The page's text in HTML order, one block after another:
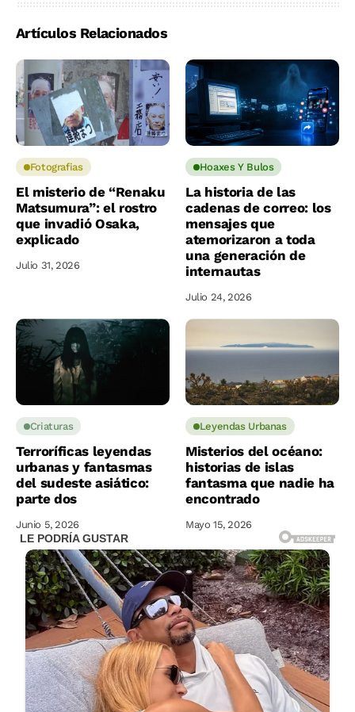
Artículos Relacionados
Fotografias
El misterio de “Renaku
Matsumura”: el rostro
que invadió Osaka,
explicado
Julio 31, 2026
Hoaxes Y Bulos
La historia de las
cadenas de correo: los
mensajes que
atemorizaron a toda
una generación de
internautas
Julio 24, 2026
Criaturas
Terroríficas leyendas
urbanas y fantasmas
del sudeste asiático:
parte dos
Junio 5, 2026
Leyendas Urbanas
Misterios del océano:
historias de islas
fantasma que nadie ha
encontrado
Mayo 15, 2026